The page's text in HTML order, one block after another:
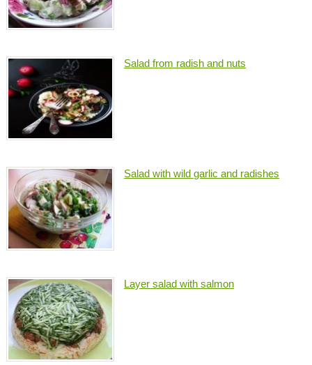
Salad from radish and nuts
Salad with wild garlic and radishes
Layer salad with salmon